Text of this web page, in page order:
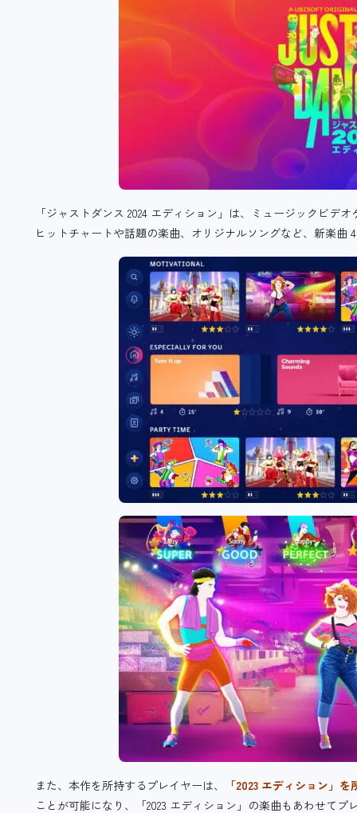
「ジャストダンス 2024 エディション」は、ミュージックビデ
ヒットチャートや話題の楽曲、オリジナルソングなど、新楽曲
また、本作を所持するプレイヤーは、 「2023 エディション」
ことが可能になり、「2023 エディション」の楽曲もあわせてプ